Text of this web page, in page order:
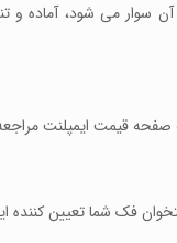
سوار می شود، آماده
صفحه قیمت ایمپلنت
فک شما تعیین کننده